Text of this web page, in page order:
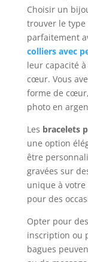
Choisir un
trouver le type
parfaitement
colliers avec
leur capacité
cœur. Vous
forme de
photo en
Les bracelets
une option
être
gravées sur
unique à
pour des
Opter pour des
inscription ou
bagues